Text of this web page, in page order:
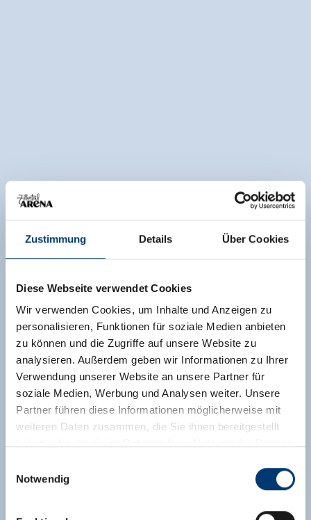
Zustimmung Details Über Cookies
Diese Webseite verwendet Cookies
Wir verwenden Cookies, um Inhalte und Anzeigen zu
personalisieren, Funktionen für soziale Medien anbieten
zu können und die Zugriffe auf unsere Website zu
analysieren. Außerdem geben wir Informationen zu Ihrer
Verwendung unserer Website an unsere Partner für
soziale Medien, Werbung und Analysen weiter. Unsere
Partner führen diese Informationen möglicherweise mit
weiteren Daten zusammen, die Sie ihnen bereitgestellt
Notwendig